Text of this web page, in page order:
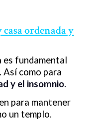
ordenada y
es fundamental
Así como para
y el insomnio.
para mantener
un templo.